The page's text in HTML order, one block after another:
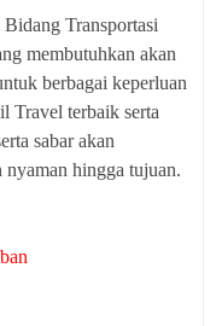
Transportasi
membutuhkan akan
berbagai keperluan
Travel terbaik serta
sabar akan
nyaman hingga tujuan.